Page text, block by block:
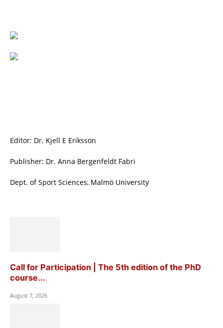
Editor: Dr. Kjell E Eriksson
Publisher: Dr. Anna Bergenfeldt Fabri
Dept. of Sport Sciences, Malmö University
Call for Participation | The 5th edition of the PhD
course...
August 7, 2026